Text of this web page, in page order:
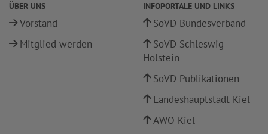
ÜBER UNS
Vorstand
Mitglied werden
INFOPORTALE UND LINKS
SoVD Bundesverband
SoVD Schleswig-
Holstein
SoVD Publikationen
Landeshauptstadt Kiel
AWO Kiel